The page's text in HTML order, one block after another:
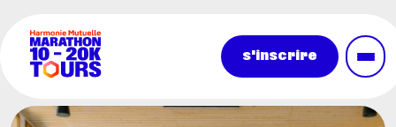
s'inscrire